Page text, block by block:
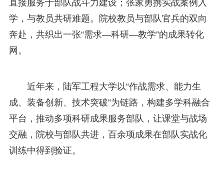
直接服务于部队战斗力建设；张家勇携实战案例入
学，与教员共研难题。院校教员与部队官兵的双向
奔赴，共织出一张“需求—科研—教学”的成果转化
网。
近年来，陆军工程大学以“作战需求、能力生
成、装备创新、技术突破”为链路，构建多学科融合
平台，推动多项科研成果服务部队，让课堂与战场
交融，院校与部队共进，百余项成果在部队实战化
训练中得到验证。